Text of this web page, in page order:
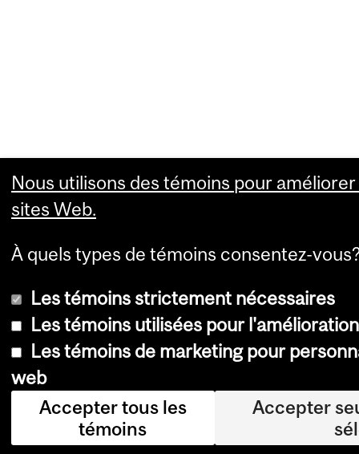
Nous utilisons des témoins pour
sites Web.
À quels types de témoins consentez-
Les témoins strictement nécessaires
Les témoins utilisées pour
Les témoins de marketing pour
web
Accepter tous les
témoins
Accepter